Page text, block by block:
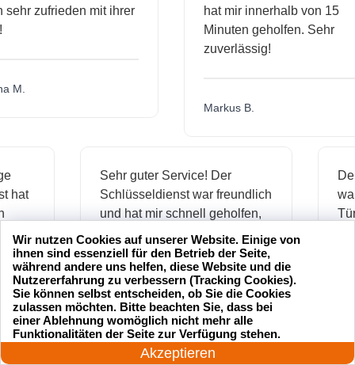
zufrieden mit ihrer
hat mir innerhalb von 15
Minuten geholfen. Sehr
zuverlässig!
Markus B.
hat
Sehr guter Service! Der
Schlüsseldienst war freundlich
und hat mir schnell geholfen,
als ich meine Schlüssel
verloren hatte.
Jonas M.
24 Stunden am Tag
Akzeptieren
Wir nutzen Cookies auf unserer Website. Einige von
ihnen sind essenziell für den Betrieb der Seite,
während andere uns helfen, diese Website und die
Nutzererfahrung zu verbessern (Tracking Cookies).
Sie können selbst entscheiden, ob Sie die Cookies
zulassen möchten. Bitte beachten Sie, dass bei
einer Ablehnung womöglich nicht mehr alle
Funktionalitäten der Seite zur Verfügung stehen.